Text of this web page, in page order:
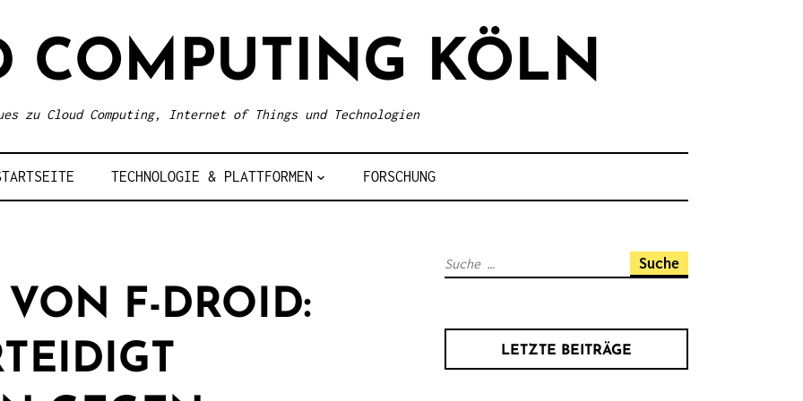
COMPUTING KÖLN
zu Cloud Computing, Internet of Things und Technologien
TECHNOLOGIE & PLATTFORMEN FORSCHUNG
F-DROID:
S
LETZTE BEITRÄGE